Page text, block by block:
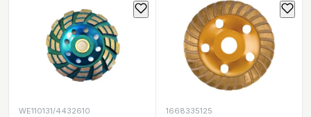
WE110131/4432610 1668335125